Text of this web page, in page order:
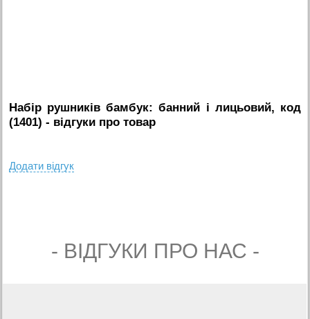
Набір рушників бамбук: банний і лицьовий, код
(1401) - вiдгуки про товар
Додати вiдгук
- ВIДГУКИ ПРО НАС -